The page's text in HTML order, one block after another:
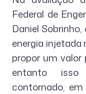
Federal de
Daniel
energia injetada
propor um valor
entanto isso
contornado,